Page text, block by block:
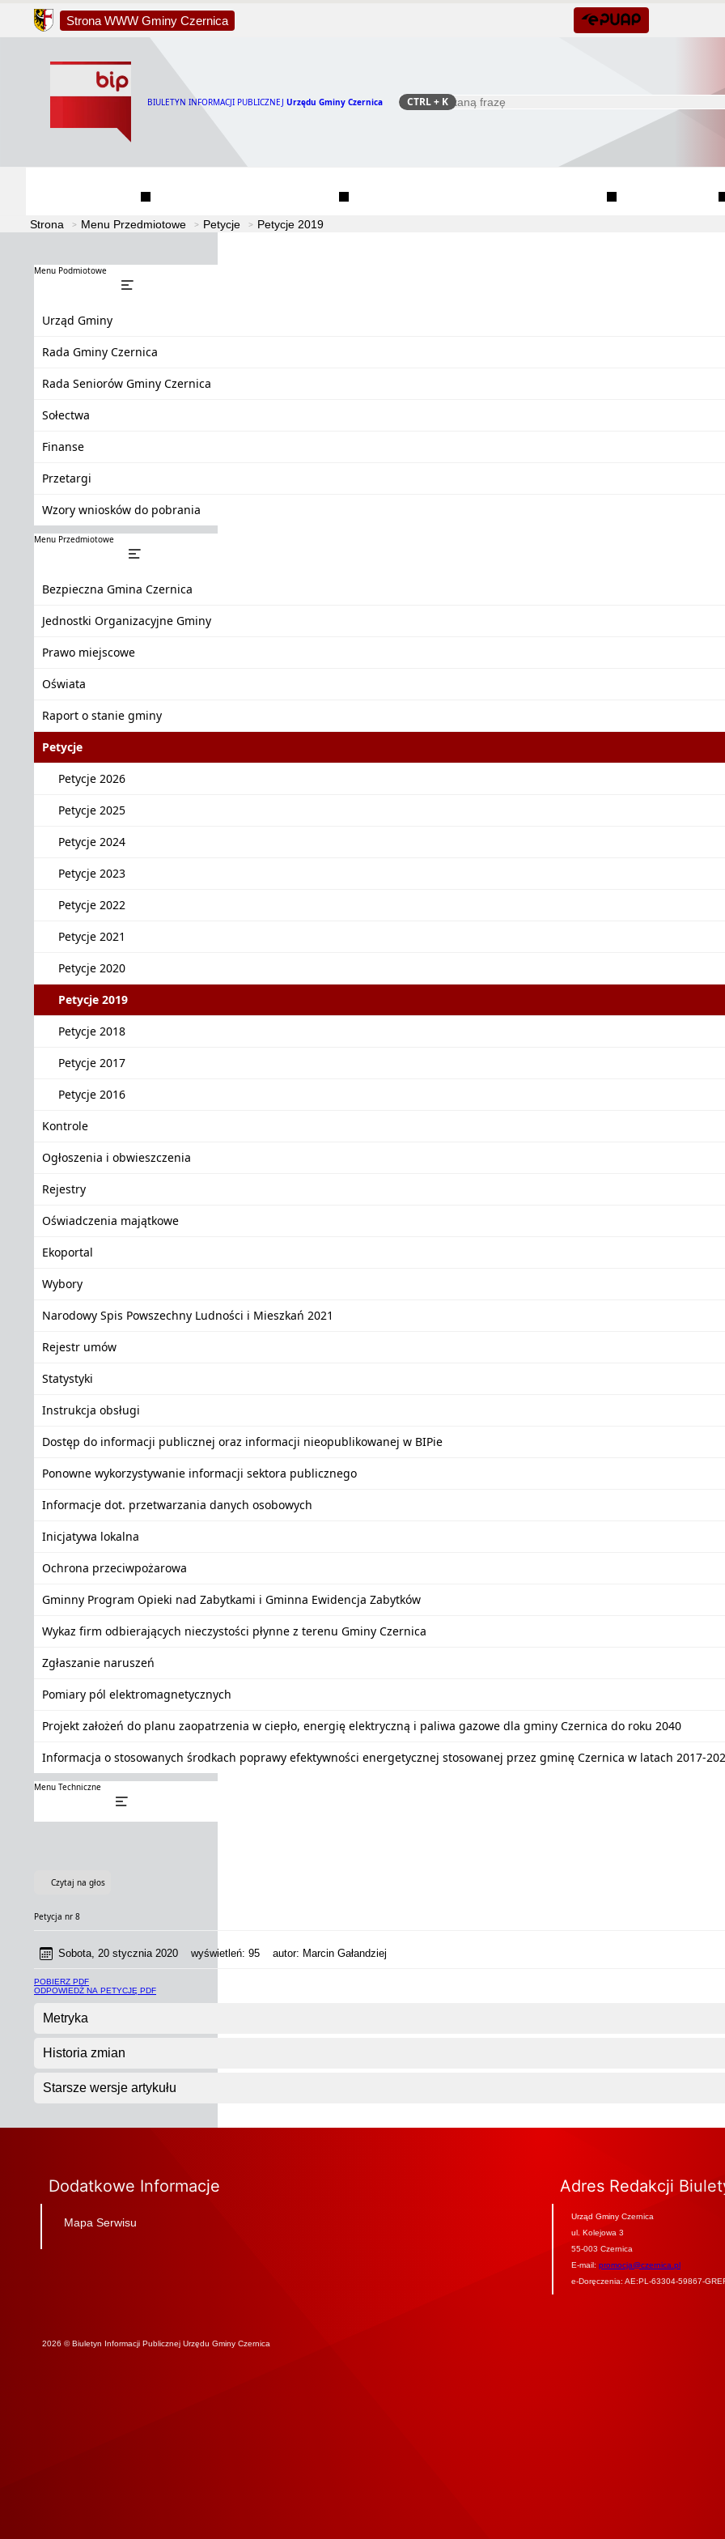
Strona WWW Gminy Czernica
BIULETYN INFORMACJI PUBLICZNEJ Urzędu Gminy Czernica Szukaj
CTRL+ K
Strona Menu Przedmiotowe Petycje Petycje 2019
Menu Podmiotowe
Urząd Gminy
Rada Gminy Czernica
Rada Seniorów Gminy Czernica
Sołectwa
Finanse
Przetargi
Wzory wniosków do pobrania
Menu Przedmiotowe
Bezpieczna Gmina Czernica
Jednostki Organizacyjne Gminy
Prawo miejscowe
Oświata
Raport o stanie gminy
Petycje
Petycje 2026
Petycje 2025
Petycje 2024
Petycje 2023
Petycje 2022
Petycje 2021
Petycje 2020
Petycje 2019
Petycje 2018
Petycje 2017
Petycje 2016
Kontrole
Ogłoszenia i obwieszczenia
Rejestry
Oświadczenia majątkowe
Ekoportal
Wybory
Narodowy Spis Powszechny Ludności i Mieszkań 2021
Rejestr umów
Statystyki
Instrukcja obsługi
Dostęp do informacji publicznej oraz informacji nieopublikowanej w BIPie
Ponowne wykorzystywanie informacji sektora publicznego
Informacje dot. przetwarzania danych osobowych
Inicjatywa lokalna
Ochrona przeciwpożarowa
Gminny Program Opieki nad Zabytkami i Gminna Ewidencja Zabytków
Wykaz firm odbierających nieczystości płynne z terenu Gminy Czernica
Zgłaszanie naruszeń
Pomiary pól elektromagnetycznych
Projekt założeń do planu zaopatrzenia w ciepło, energię elektryczną i paliwa gazowe dla gminy Czernica do roku 2040
Informacja o stosowanych środkach poprawy efektywności energetycznej stosowanej przez gminę Czernica w latach 2017-
Menu Techniczne
Czytaj na głos
Petycja nr 8
Sobota, 20 stycznia 2020 wyświetleń: 95 autor: Marcin Gałandziej
POBIERZ PDF
ODPOWIEDŹ NA PETYCJĘ PDF
Metryka
Historia zmian
Starsze wersje artykułu
Dodatkowe Informacje
Mapa Serwisu
Adres Redakcji
Urząd Gminy Czernica
ul. Kolejowa 3
55-003 Czernica
E-mail: promocja@czernica.pl
e-Doręczenia: AE:PL-63304-59867-
2026 © Biuletyn Informacji Publicznej Urzędu Gminy Czernica